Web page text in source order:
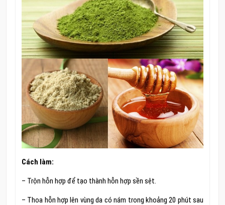
Cách làm:
– Trộn hỗn hợp để tạo thành hỗn hợp sền sệt.
– Thoa hỗn hợp lên vùng da có nám trong khoảng 20 phút sau